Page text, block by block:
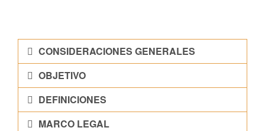
CONSIDERACIONES GENERALES
OBJETIVO
DEFINICIONES
MARCO LEGAL